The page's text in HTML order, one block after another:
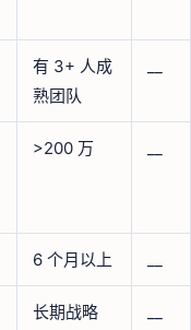
有 3+ 人成
熟团队
>200 万
6 个月以上
长期战略